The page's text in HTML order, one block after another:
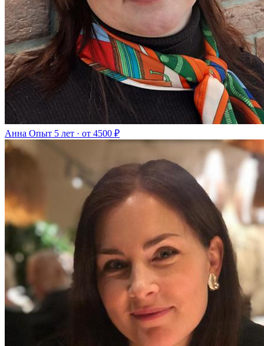
Анна Опыт 5 лет · от 4500 ₽